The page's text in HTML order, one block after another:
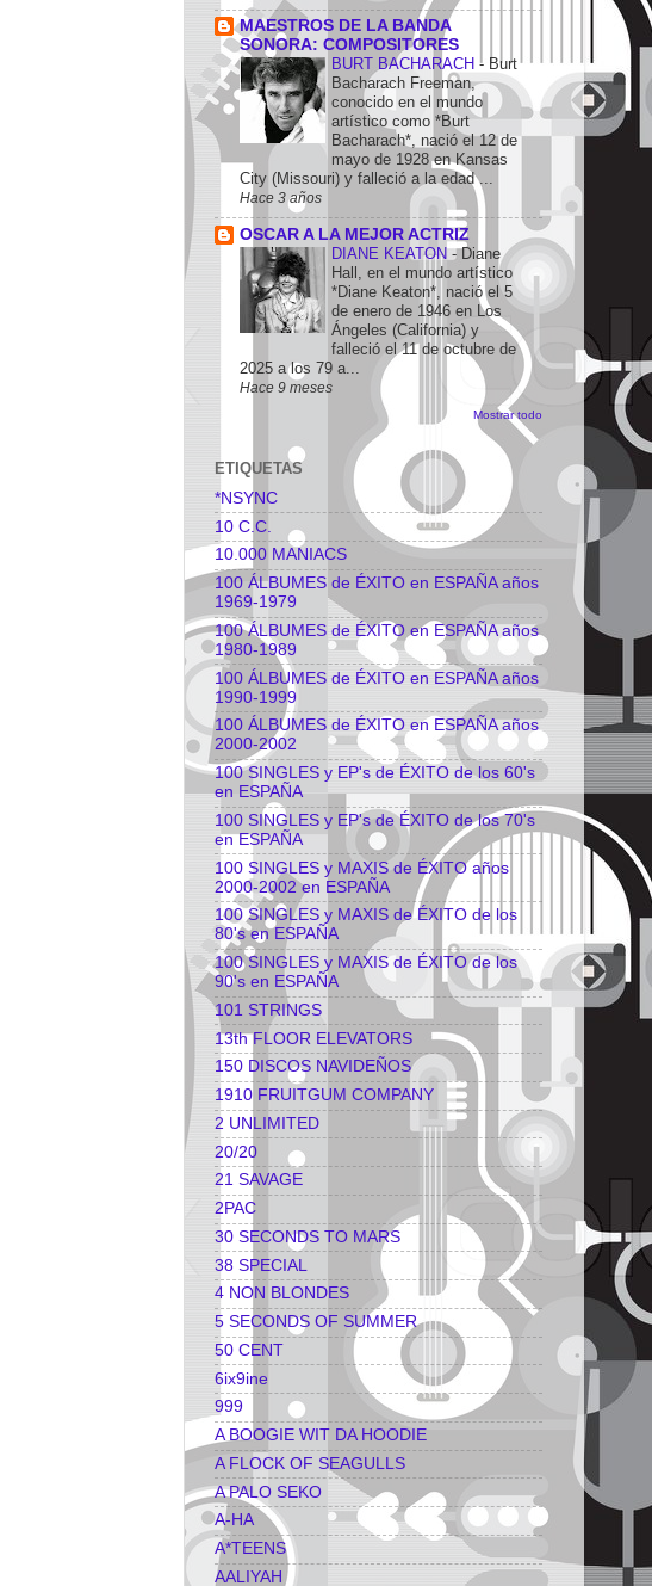
MAESTROS DE LA BANDA
SONORA: COMPOSITORES
BURT BACHARACH - Burt
Bacharach Freeman,
conocido en el mundo
artístico como *Burt
Bacharach*, nació el 12 de
mayo de 1928 en Kansas
City (Missouri) y falleció a la edad ...
Hace 3 años
OSCAR A LA MEJOR ACTRIZ
DIANE KEATON-Diane
Hall, en el mundo artístico
*Diane Keaton*, nació el 5
de enero de 1946 en Los
Ángeles (California) y
falleció el 11 de octubre de
2025 a los 79 a...
Hace 9 meses
Mostrar todo
ETIQUETAS
*NSYNC
10 C.C.
10.000 MANIACS
100 ÁLBUMES de ÉXITO en ESPAÑA años
1969-1979
100 ÁLBUMES de ÉXITO en ESPAÑA años
1980-1989
100 ÁLBUMES de ÉXITO en ESPAÑA años
1990-1999
100 ÁLBUMES de ÉXITO en ESPAÑA años
2000-2002
100 SINGLES y EP's de ÉXITO de los 60's
en ESPAÑA
100 SINGLES y EP's de ÉXITO de los 70's
en ESPAÑA
100 SINGLES y MAXIS de ÉXITO años
2000-2002 en ESPAÑA
100 SINGLES y MAXIS de ÉXITO de los
80's en ESPAÑA
100 SINGLES y MAXIS de ÉXITO de los
90's en ESPAÑA
101 STRINGS
13th FLOOR ELEVATORS
150 DISCOS NAVIDEÑOS
1910 FRUITGUM COMPANY
2 UNLIMITED
20/20
21 SAVAGE
2PAC
30 SECONDS TO MARS
38 SPECIAL
4 NON BLONDES
5 SECONDS OF SUMMER
50 CENT
6ix9ine
999
A BOOGIE WIT DA HOODIE
A FLOCK OF SEAGULLS
A PALO SEKO
A-HA
A*TEENS
AALIYAH